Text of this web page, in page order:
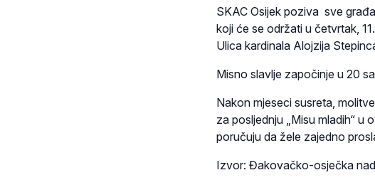
SKAC Osijek poziva sve
koji će se održati u četvrtak,
Ulica kardinala Alojzija
Misno slavlje započinje u 20
Nakon mjeseci susreta,
za posljednju „Misu mladih“
poručuju da žele zajedno
Izvor: Đakovačko-osječka